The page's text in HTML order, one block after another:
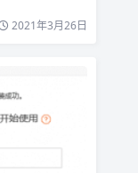
2021年3月26日